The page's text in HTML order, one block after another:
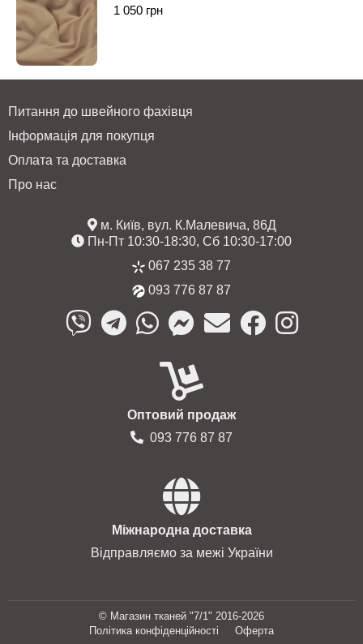
1 050 грн
Питання до швейного фахівця
Інформація для покупця
Оплата та доставка
Про нас
м. Київ, вул. К.Малевича, 86Д
Пн-Пт 10:30-18:30, Сб 10:30-17:00
067 235 38 77
093 776 87 87
Оптовий продаж
093 776 87 87
Міжнародна доставка
Відправляємо за межі України
© Магазин тканей "7/1" 2016-2026
Політика конфіденційності
Оферта